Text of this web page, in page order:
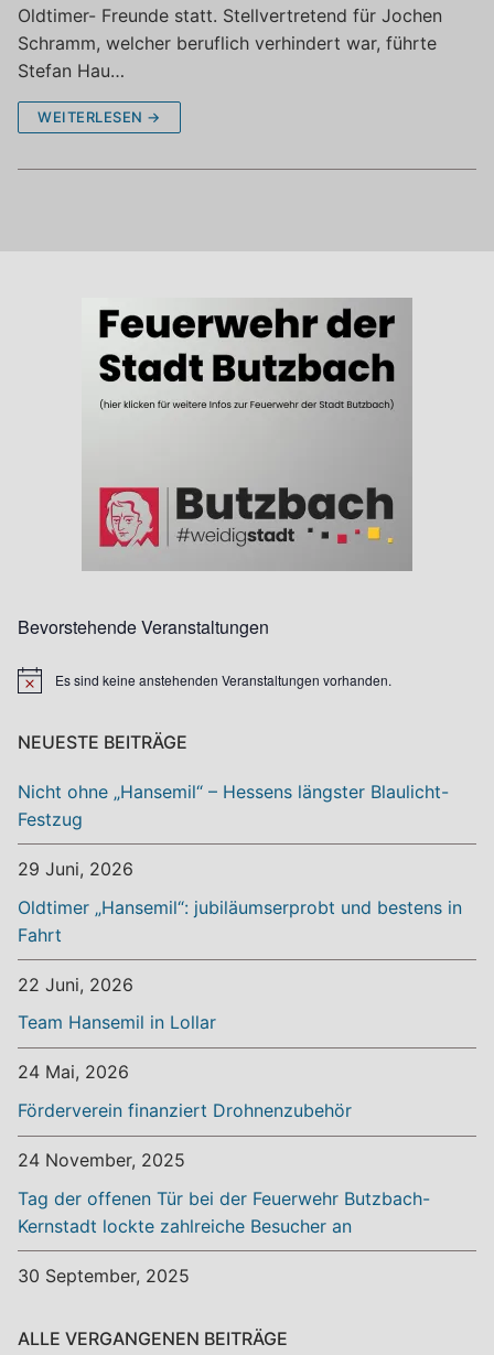
Oldtimer- Freunde statt. Stellvertretend für Jochen
Schramm, welcher beruflich verhindert war, führte
Stefan Hau…
WEITERLESEN →
Bevorstehende Veranstaltungen
HinweisEs sind keine anstehenden Veranstaltungen vorhanden.
NEUESTE BEITRÄGE
Nicht ohne „Hansemil“ – Hessens längster Blaulicht-
Festzug
29 Juni, 2026
Oldtimer „Hansemil“: jubiläumserprobt und bestens in
Fahrt
22 Juni, 2026
Team Hansemil in Lollar
24 Mai, 2026
Förderverein finanziert Drohnenzubehör
24 November, 2025
Tag der offenen Tür bei der Feuerwehr Butzbach-
Kernstadt lockte zahlreiche Besucher an
30 September, 2025
ALLE VERGANGENEN BEITRÄGE